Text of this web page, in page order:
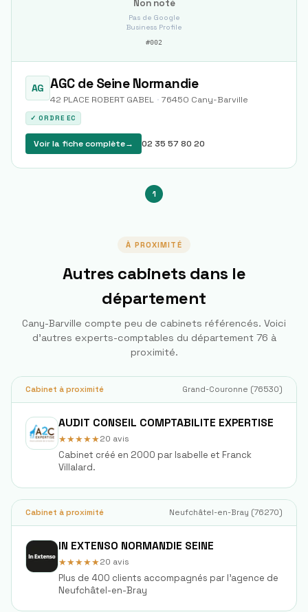
Non noté
Pas de Google
Business Profile
#002
AG AGC de Seine Normandie
42 PLACE ROBERT GABEL · 76450 Cany-Barville
✓ ORDRE EC
Voir la fiche complète→ 02 35 57 80 20
1
À PROXIMITÉ
Autres cabinets dans le
département
Cany-Barville compte peu de cabinets référencés. Voici
d'autres experts-comptables du département 76 à
proximité.
Cabinet à proximité Grand-Couronne (76530)
AUDIT CONSEIL COMPTABILITE EXPERTISE
★★★★★20 avis
Cabinet créé en 2000 par Isabelle et Franck
Villalard.
Cabinet à proximité Neufchâtel-en-Bray (76270)
IN EXTENSO NORMANDIE SEINE
★★★★★20 avis
Plus de 400 clients accompagnés par l'agence de
Neufchâtel-en-Bray